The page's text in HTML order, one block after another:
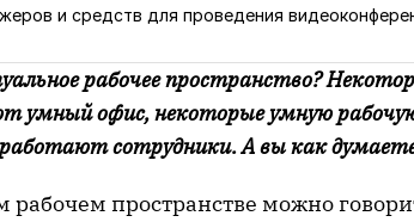
и средств для проведения
рабочее пространство?
умный офис, некоторые умную
сотрудники. А вы как
рабочем пространстве можно